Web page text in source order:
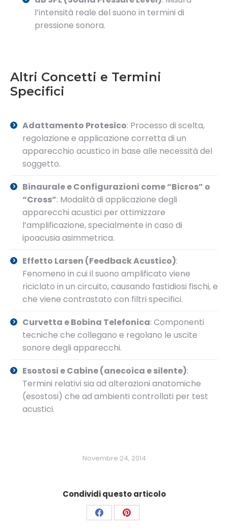
l’intensità reale del suono in termini di
pressione sonora.
Altri Concetti e Termini
Specifici
Adattamento Protesico: Processo di scelta,
regolazione e applicazione corretta di un
apparecchio acustico in base alle necessità del
soggetto.
Binaurale e Configurazioni come “Bicros” o
“Cross”: Modalità di applicazione degli
apparecchi acustici per ottimizzare
l’amplificazione, specialmente in caso di
ipoacusia asimmetrica.
Effetto Larsen (Feedback Acustico):
Fenomeno in cui il suono amplificato viene
riciclato in un circuito, causando fastidiosi fischi, e
che viene contrastato con filtri specifici.
Curvetta e Bobina Telefonica: Componenti
tecniche che collegano e regolano le uscite
sonore degli apparecchi.
Esostosi e Cabine (anecoica e silente):
Termini relativi sia ad alterazioni anatomiche
(esostosi) che ad ambienti controllati per test
acustici.
Novembre 24, 2014
Condividi questo articolo
CondividiCondividi